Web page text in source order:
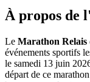
À propos de
Le Marathon Relais
événements sportifs
le samedi 13 juin
départ de ce